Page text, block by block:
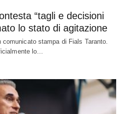
“tagli e decisioni
lo stato di agitazione
comunicato stampa di Fials Taranto.
lo…